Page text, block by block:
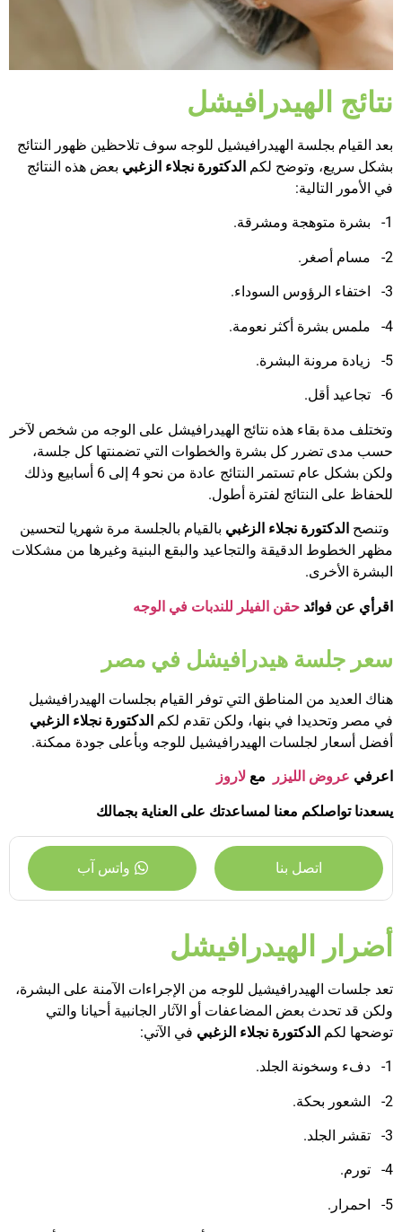
نتائج الهيدرافيشل
بعد القيام بجلسة الهيدرافيشيل للوجه سوف تلاحظين ظهور النتائج
بشكل سريع، وتوضح لكم الدكتورة نجلاء الزغبي بعض هذه النتائج
في الأمور التالية:
1- بشرة متوهجة ومشرقة.
2- مسام أصغر.
3- اختفاء الرؤوس السوداء.
4- ملمس بشرة أكثر نعومة.
5- زيادة مرونة البشرة.
6- تجاعيد أقل.
وتختلف مدة بقاء هذه نتائج الهيدرافيشل على الوجه من شخص لآخر
حسب مدى تضرر كل بشرة والخطوات التي تضمنتها كل جلسة،
ولكن بشكل عام تستمر النتائج عادة من نحو 4 إلى 6 أسابيع وذلك
للحفاظ على النتائج لفترة أطول.
وتنصح الدكتورة نجلاء الزغبي بالقيام بالجلسة مرة شهريا لتحسين
مظهر الخطوط الدقيقة والتجاعيد والبقع البنية وغيرها من مشكلات
البشرة الأخرى.
اقرأي عن فوائد حقن الفيلر للندبات في الوجه
سعر جلسة هيدرافيشل في مصر
هناك العديد من المناطق التي توفر القيام بجلسات الهيدرافيشيل
في مصر وتحديدا في بنها، ولكن تقدم لكم الدكتورة نجلاء الزغبي
أفضل أسعار لجلسات الهيدرافيشيل للوجه وبأعلى جودة ممكنة.
اعرفي عروض الليزر مع لاروز
يسعدنا تواصلكم معنا لمساعدتك على العناية بجمالك
اتصل بنا واتس آب
أضرار الهيدرافيشل
تعد جلسات الهيدرافيشيل للوجه من الإجراءات الآمنة على البشرة،
ولكن قد تحدث بعض المضاعفات أو الآثار الجانبية أحيانا والتي
توضحها لكم الدكتورة نجلاء الزغبي في الآتي:
1- دفء وسخونة الجلد.
2- الشعور بحكة.
3- تقشر الجلد.
4- تورم.
5- احمرار.